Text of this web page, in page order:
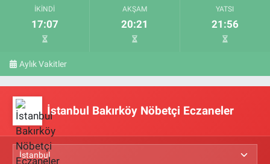
İKINDI
17:07
AKŞAM
20:21
YATSI
21:56
Aylık Vakitler
İstanbul Bakırköy Nöbetçi Eczaneler